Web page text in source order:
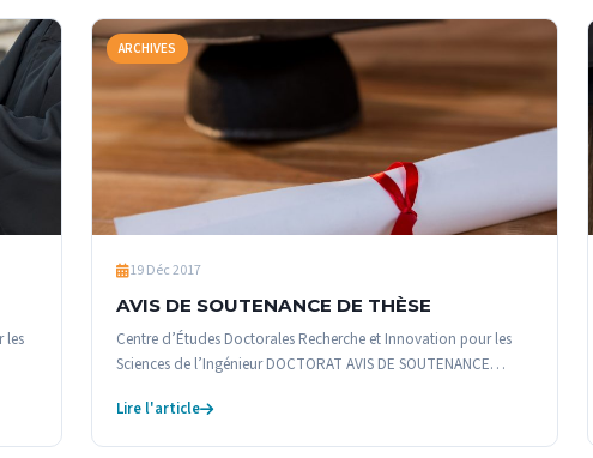
les
ARCHIVES
19 Déc 2017
AVIS DE SOUTENANCE DE THÈSE
Centre d’Études Doctorales Recherche et Innovation pour les
Sciences de l’Ingénieur DOCTORAT AVIS DE SOUTENANCE…
Lire l'article